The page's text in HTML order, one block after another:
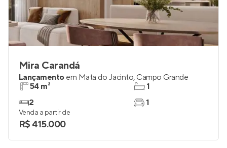
Mira Carandá
Lançamento em Mata do Jacinto, Campo Grande
54 m²
2
1
1
Venda a partir de
R$ 415.000